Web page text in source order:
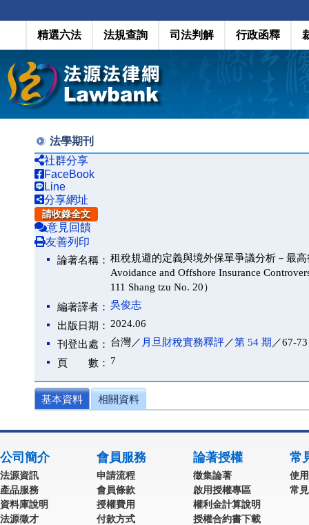
精選六法 法規查詢 司法判解 行政函釋
法學期刊
社群分享
FaceBook
Line
分享網址
請收錄全文
意見回饋
友善列印
論著名稱： 租稅規避的定義與境外保單爭議分析－最
Avoidance and Offshore Insurance
111 Shang tzu No. 20）
編著譯者： 吳俊志
出版日期： 2024.06
刊登出處： 台灣／ 月旦財稅實務釋評／第 54 期 ／67-
頁 數： 7
基本資料 相關資料
公司簡介
法源資訊
產品服務
資料庫說明
法源徵才
會員服務
申請流程
會員條款
授權費用
付款方式
論著授權
徵集論著
啟用授權專區
權利金計算說明
授權合約書下載
常
使
常